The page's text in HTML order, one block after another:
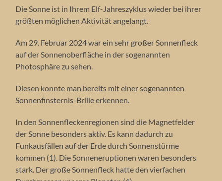
Die Sonne ist in Ihrem Elf-Jahreszyklus wieder bei ihrer
größten möglichen Aktivität angelangt.
Am 29. Februar 2024 war ein sehr großer Sonnenfleck
auf der Sonnenoberfläche in der sogenannten
Photosphäre zu sehen.
Diesen konnte man bereits mit einer sogenannten
Sonnenfinsternis-Brille erkennen.
In den Sonnenfleckenregionen sind die Magnetfelder
der Sonne besonders aktiv. Es kann dadurch zu
Funkausfällen auf der Erde durch Sonnenstürme
kommen (1). Die Sonneneruptionen waren besonders
stark. Der große Sonnenfleck hatte den vierfachen